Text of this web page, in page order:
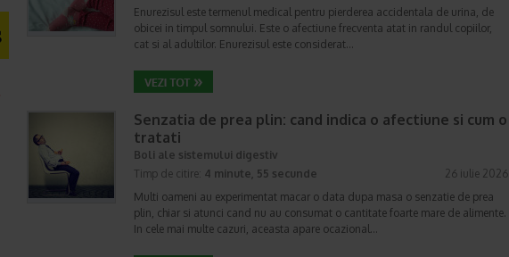
Enurezisul este termenul medical pentru pierderea accidentala de urina, de
obicei in timpul somnului. Este o afectiune frecventa atat in randul copiilor,
cat si al adultilor. Enurezisul este considerat…
Senzatia de prea plin: cand indica o afectiune si cum o
tratati
Boli ale sistemului digestiv
Timp de citire: 4 minute, 55 secunde
26 iulie 2026
Multi oameni au experimentat macar o data dupa masa o senzatie de prea
plin, chiar si atunci cand nu au consumat o cantitate foarte mare de alimente.
In cele mai multe cazuri, aceasta apare ocazional…